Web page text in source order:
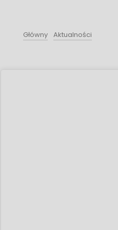
Główny Aktualności